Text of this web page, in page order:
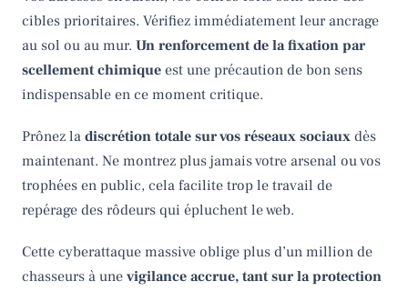
cibles prioritaires. Vérifiez immédiatement leur ancrage
au sol ou au mur. Un renforcement de la fixation par
scellement chimique est une précaution de bon sens
indispensable en ce moment critique.
Prônez la discrétion totale sur vos réseaux sociaux dès
maintenant. Ne montrez plus jamais votre arsenal ou vos
trophées en public, cela facilite trop le travail de
repérage des rôdeurs qui épluchent le web.
Cette cyberattaque massive oblige plus d’un million de
chasseurs à une vigilance accrue, tant sur la protection